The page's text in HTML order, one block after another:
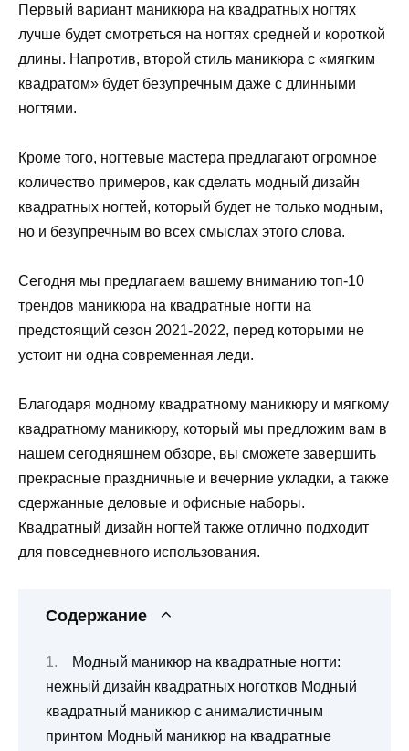
Первый вариант маникюра на квадратных ногтях
лучше будет смотреться на ногтях средней и короткой
длины. Напротив, второй стиль маникюра с «мягким
квадратом» будет безупречным даже с длинными
ногтями.
Кроме того, ногтевые мастера предлагают огромное
количество примеров, как сделать модный дизайн
квадратных ногтей, который будет не только модным,
но и безупречным во всех смыслах этого слова.
Сегодня мы предлагаем вашему вниманию топ-10
трендов маникюра на квадратные ногти на
предстоящий сезон 2021-2022, перед которыми не
устоит ни одна современная леди.
Благодаря модному квадратному маникюру и мягкому
квадратному маникюру, который мы предложим вам в
нашем сегодняшнем обзоре, вы сможете завершить
прекрасные праздничные и вечерние укладки, а также
сдержанные деловые и офисные наборы.
Квадратный дизайн ногтей также отлично подходит
для повседневного использования.
Содержание
Модный маникюр на квадратные ногти:
нежный дизайн квадратных ноготков Модный
квадратный маникюр с анималистичным
принтом Модный маникюр на квадратные